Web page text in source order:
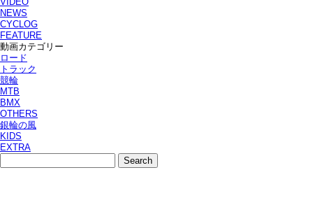
NEWS
CYCLOG
FEATURE
動画カテゴリー
ロード
トラック
競輪
MTB
BMX
OTHERS
銀輪の風
KIDS
EXTRA